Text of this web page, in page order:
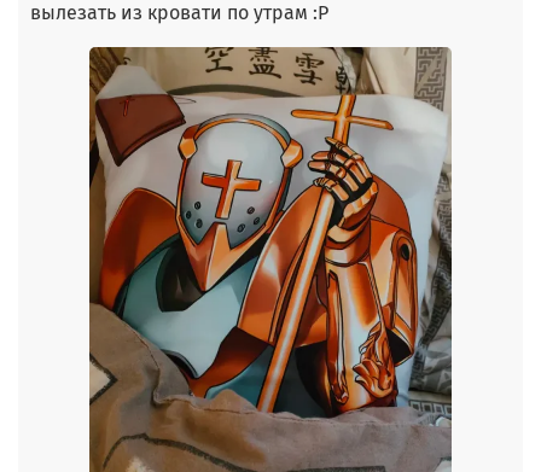
вылезать из кровати по утрам :Р